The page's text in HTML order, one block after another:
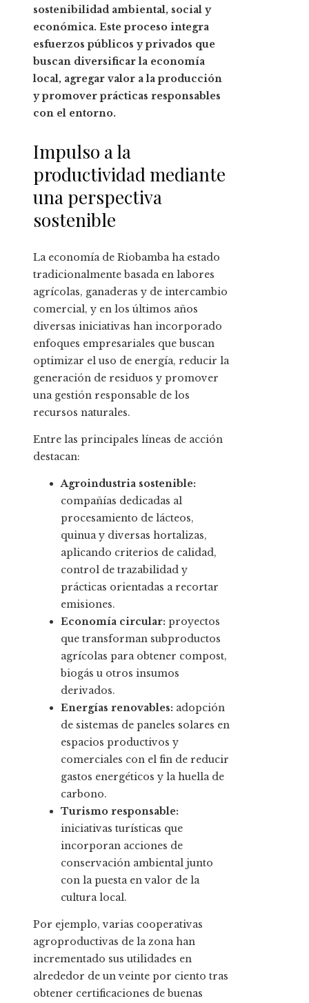
sostenibilidad ambiental, social y
económica. Este proceso integra
esfuerzos públicos y privados que
buscan diversificar la economía
local, agregar valor a la producción
y promover prácticas responsables
con el entorno.
Impulso a la
productividad mediante
una perspectiva
sostenible
La economía de Riobamba ha estado
tradicionalmente basada en labores
agrícolas, ganaderas y de intercambio
comercial, y en los últimos años
diversas iniciativas han incorporado
enfoques empresariales que buscan
optimizar el uso de energía, reducir la
generación de residuos y promover
una gestión responsable de los
recursos naturales.
Entre las principales líneas de acción
destacan:
Agroindustria sostenible:
compañías dedicadas al
procesamiento de lácteos,
quinua y diversas hortalizas,
aplicando criterios de calidad,
control de trazabilidad y
prácticas orientadas a recortar
emisiones.
Economía circular: proyectos
que transforman subproductos
agrícolas para obtener compost,
biogás u otros insumos
derivados.
Energías renovables: adopción
de sistemas de paneles solares en
espacios productivos y
comerciales con el fin de reducir
gastos energéticos y la huella de
carbono.
Turismo responsable:
iniciativas turísticas que
incorporan acciones de
conservación ambiental junto
con la puesta en valor de la
cultura local.
Por ejemplo, varias cooperativas
agroproductivas de la zona han
incrementado sus utilidades en
alrededor de un veinte por ciento tras
obtener certificaciones de buenas